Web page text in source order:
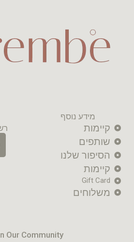
מידע נוסף
קיימות
שותפים
הסיפור שלנו
קיימות
Gift Card
משלוחים
Our Community